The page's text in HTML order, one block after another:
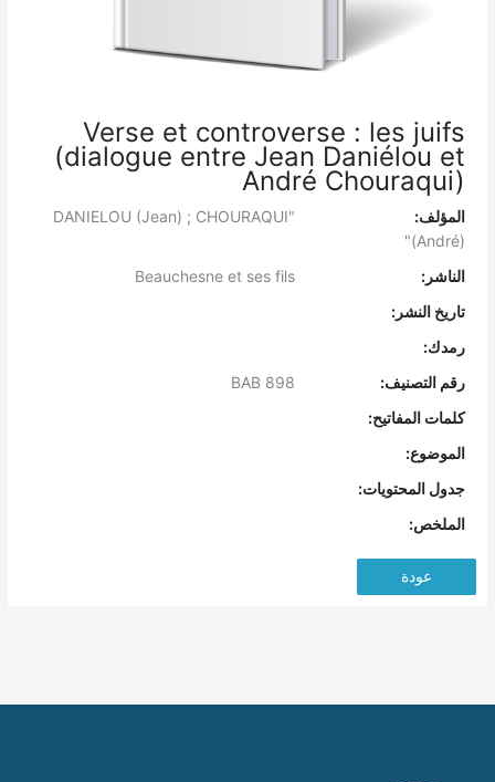
Verse et controverse : les juifs
(dialogue entre Jean Daniélou et
André Chouraqui)
المؤلف:
"DANIELOU (Jean) ; CHOURAQUI
(André)"
الناشر:
Beauchesne et ses fils
تاريخ النشر:
رمدك:
رقم التصنيف:
كلمات المفاتيح:
الموضوع:
جدول المحتويات:
الملخص:
عودة